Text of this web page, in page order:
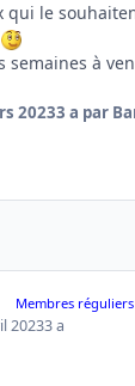
qui le
semaines à
20233 a par
Membres réguliers
20233 a